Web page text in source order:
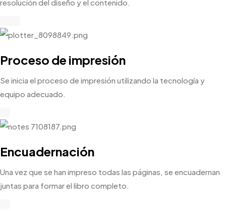
resolución del diseño y el contenido.
Proceso de impresión
Se inicia el proceso de impresión utilizando la tecnología y
equipo adecuado.
Encuadernación
Una vez que se han impreso todas las páginas, se encuadernan
juntas para formar el libro completo.